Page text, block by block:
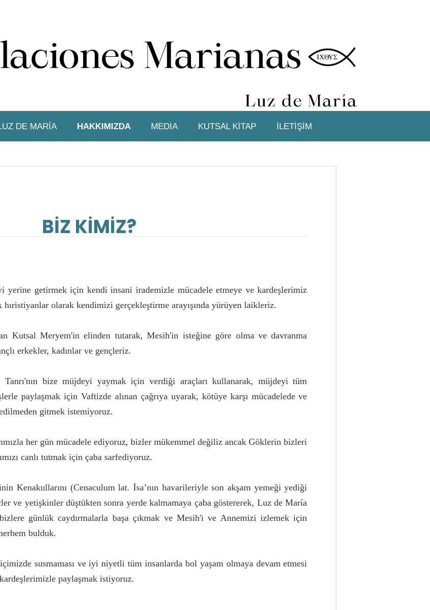
DE MARÍA HAKKIMIZDA MEDIA KUTSAL KİTAP İLETİŞİM
BİZ KİMİZ?
yerine getirmek için kendi insani irademizle mücadele etmeye ve kardeşlerimiz
hıristiyanlar olarak kendimizi gerçekleştirme arayışında yürüyen laikleriz.
Kutsal Meryem'in elinden tutarak, Mesih'in isteğine göre olma ve davranma
erkekler, kadınlar ve gençleriz.
bize müjdeyi yaymak için verdiği araçları kullanarak, müjdeyi tüm
paylaşmak için Vaftizde alınan çağrıya uyarak, kötüye karşı mücadelede ve
gitmek istemiyoruz.
her gün mücadele ediyoruz, bizler mükemmel değiliz ancak Göklerin bizleri
canlı tutmak için çaba sarfediyoruz.
Kenakullarını (Cenaculum lat. İsa’nın havarileriyle son akşam yemeği yediği
ve yetişkinler düştükten sonra yerde kalmamaya çaba göstererek, Luz de María
bizlere günlük caydırmalarla başa çıkmak ve Mesih'i ve Annemizi izlemek için
bulduk.
susmaması ve iyi niyetli tüm insanlarda bol yaşam olmaya devam etmesi
paylaşmak istiyoruz.